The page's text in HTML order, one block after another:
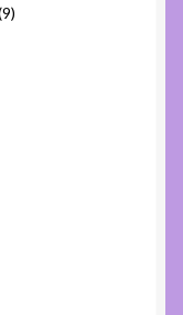
99